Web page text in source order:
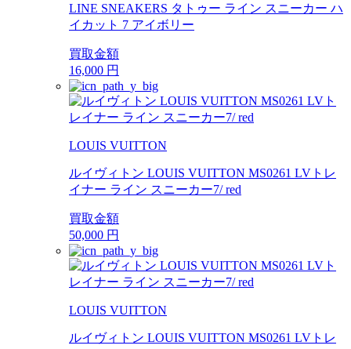
LINE SNEAKERS タトゥー ライン スニーカー ハ
イカット 7 アイボリー
買取金額
16,000 円
LOUIS VUITTON
ルイヴィトン LOUIS VUITTON MS0261 LVトレ
イナー ライン スニーカー7/ red
買取金額
50,000 円
LOUIS VUITTON
ルイヴィトン LOUIS VUITTON MS0261 LVトレ